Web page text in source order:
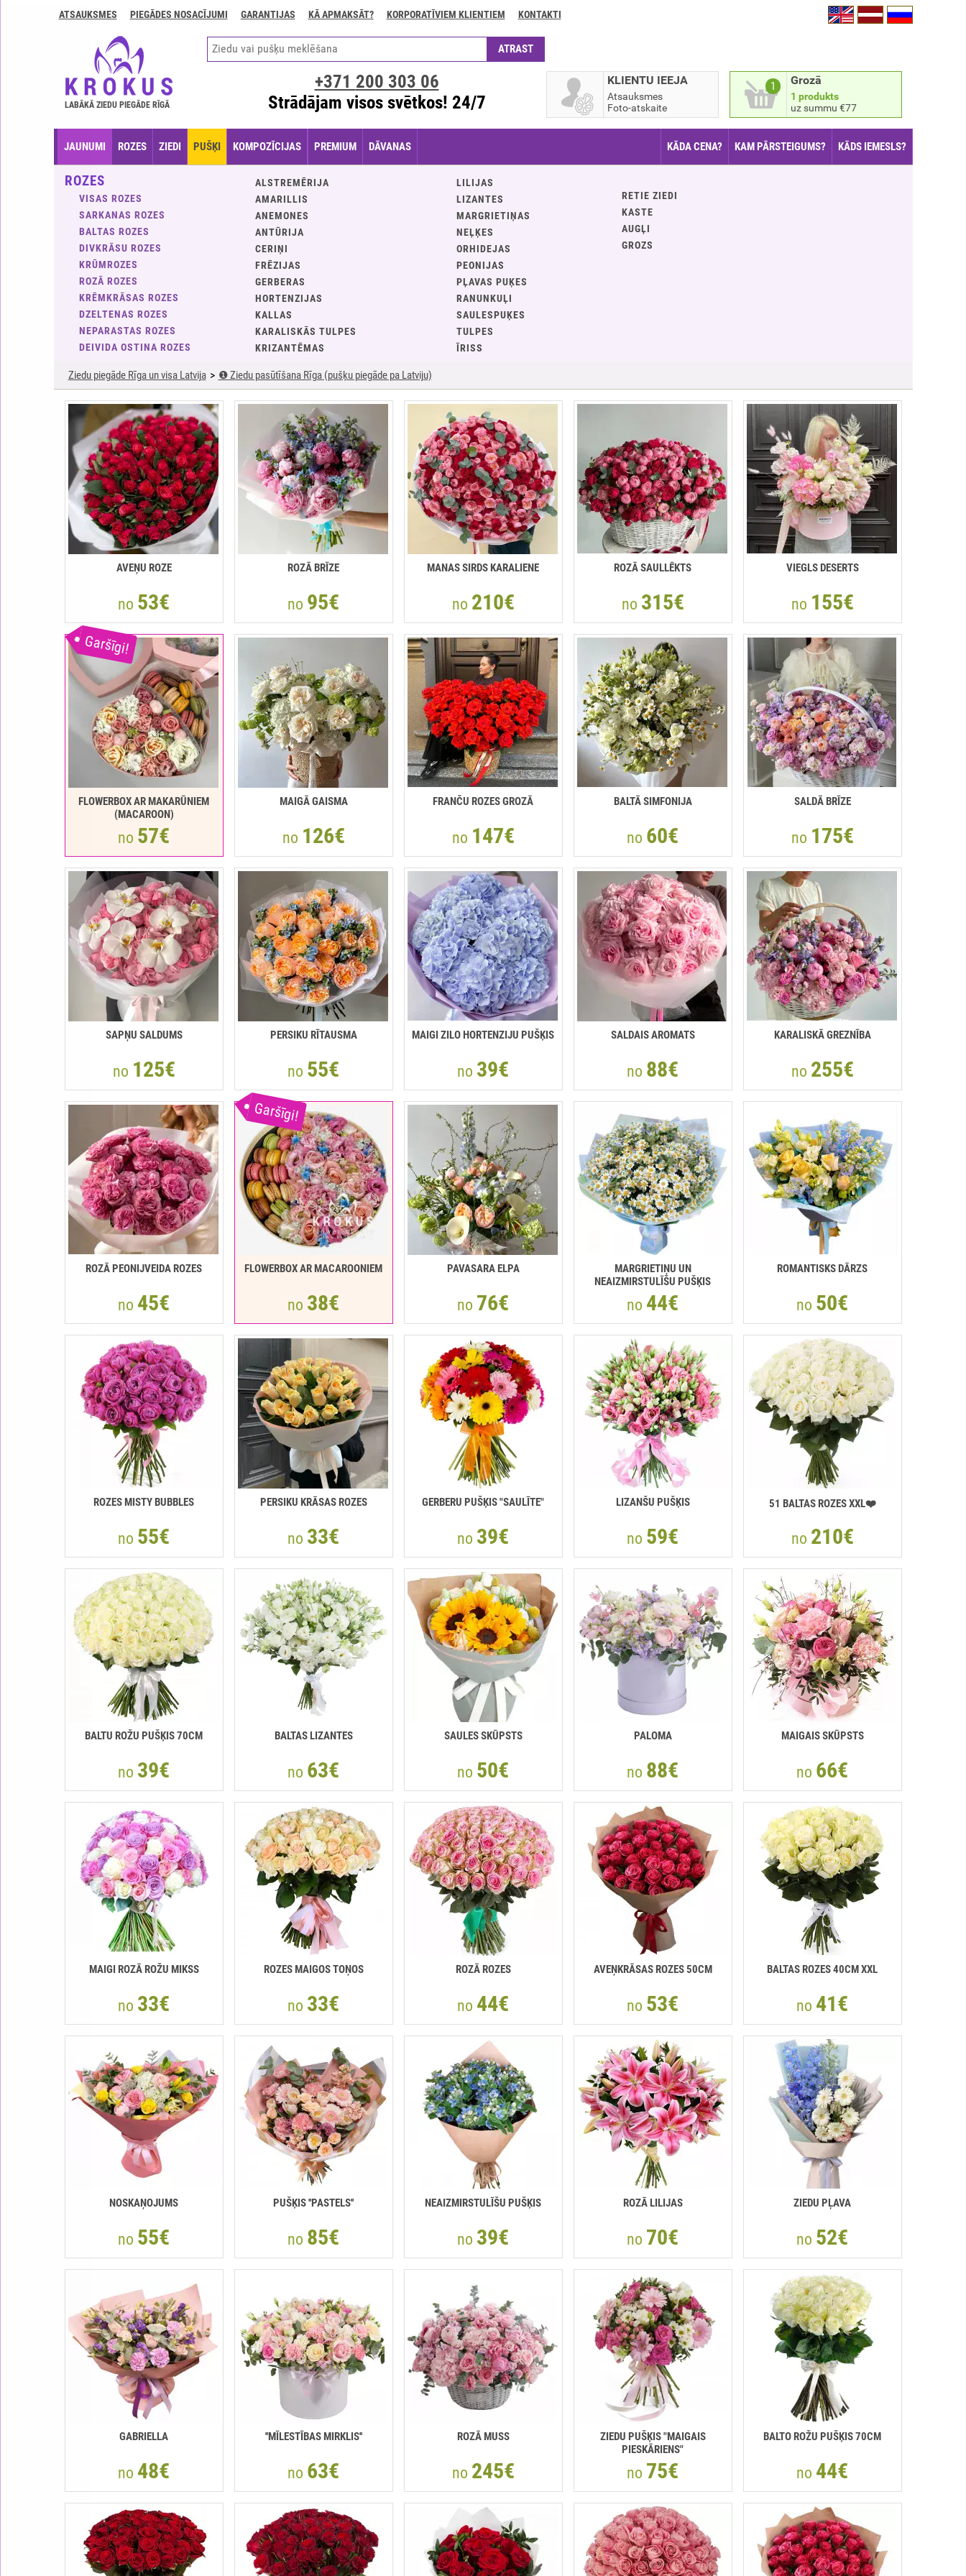
GARANTIJAS
apmaksāt?
ATSAUKSMES PIEGĀDES NOSACĪJUMI GARANTIJAS KĀ APMAKSĀT? KORPORATĪVIEM KLIENTIEM KONTAKTI
LABĀKĀ ZIEDU PIEGĀDE RĪGĀ
1 Grozā
1 produkts
uz summu €77
KLIENTU IEEJA
Atsauksmes
Foto-atskaite
+371 200 303 06
Strādājam visos svētkos! 24/7
JAUNUMI ROZES ZIEDI PUŠĶI KOMPOZĪCIJAS PREMIUM DĀVANAS KĀDA CENA? KAM PĀRSTEIGUMS? KĀDS IEMESLS?
ROZES
VISAS ROZES
SARKANAS ROZES
BALTAS ROZES
DIVKRĀSU ROZES
KRŪMROZES
ROZĀ ROZES
KRĒMKRĀSAS ROZES
DZELTENAS ROZES
NEPARASTAS ROZES
DEIVIDA OSTINA ROZES
ALSTREMĒRIJA
AMARILLIS
ANEMONES
ANTŪRIJA
CERIŅI
FRĒZIJAS
GERBERAS
HORTENZIJAS
KALLAS
KARALISKĀS TULPES
KRIZANTĒMAS
LILIJAS
LIZANTES
MARGRIETIŅAS
NEĻĶES
ORHIDEJAS
PEONIJAS
PĻAVAS PUĶES
RANUNKUĻI
SAULESPUĶES
TULPES
ĪRISS
RETIE ZIEDI
KASTE
AUGĻI
GROZS
Ziedu piegāde Rīga un visa Latvija ❶ Ziedu pasūtīšana Rīga (pušķu piegāde pa Latviju)
AVEŅU ROZE
no 53€
ROZĀ BRĪZE
no 95€
MANAS SIRDS KARALIENE
no 210€
ROZĀ SAULLĒKTS
no 315€
VIEGLS DESERTS
no 155€
Garšīgi!
FLOWERBOX AR MAKARŪNIEM
(MACAROON)
no 57€
MAIGĀ GAISMA
no 126€
FRANČU ROZES GROZĀ
no 147€
BALTĀ SIMFONIJA
no 60€
SALDĀ BRĪZE
no 175€
SAPŅU SALDUMS
no 125€
PERSIKU RĪTAUSMA
no 55€
MAIGI ZILO HORTENZIJU PUŠĶIS
no 39€
SALDAIS AROMATS
no 88€
KARALISKĀ GREZNĪBA
no 255€
ROZĀ PEONIJVEIDA ROZES
no 45€
Garšīgi!
FLOWERBOX AR MACAROONIEM
no 38€
PAVASARA ELPA
no 76€
MARGRIETIŅU UN
NEAIZMIRSTULĪŠU PUŠĶIS
no 44€
ROMANTISKS DĀRZS
no 50€
ROZES MISTY BUBBLES
no 55€
РERSIKU KRĀSAS ROZES
no 33€
GERBERU PUŠĶIS "SAULĪTE"
no 39€
LIZANŠU PUŠĶIS
no 59€
51 BALTAS ROZES XXL❤️
no 210€
BALTU ROŽU PUŠĶIS 70CM
no 39€
BALTAS LIZANTES
no 63€
SAULES SKŪPSTS
no 50€
PALOMA
no 88€
MAIGAIS SKŪPSTS
no 66€
MAIGI ROZĀ ROŽU MIKSS
no 33€
ROZES MAIGOS TOŅOS
no 33€
ROZĀ ROZES
no 44€
AVEŅKRĀSAS ROZES 50СМ
no 53€
BALTAS ROZES 40СМ XXL
no 41€
NOSKAŅOJUMS
no 55€
PUŠĶIS ''PASTELS''
no 85€
NEAIZMIRSTULĪŠU PUŠĶIS
no 39€
ROZĀ LILIJAS
no 70€
ZIEDU PĻAVA
no 52€
GABRIELLA
no 48€
''MĪLESTĪBAS MIRKLIS''
no 63€
ROZĀ MUSS
no 245€
ZIEDU PUŠĶIS "MAIGAIS
PIESKĀRIENS"
no 75€
BALTO ROŽU PUŠĶIS 70CM
no 44€